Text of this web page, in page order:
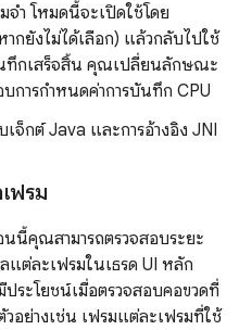
จำ โหมดนี้จะเปิดใช้โดย
กยังไม่ได้เลือก) แล้วกลับไปใช้
ทึกเสร็จสิ้น คุณเปลี่ยนลักษณะ
การกำหนดค่าการบันทึก CPU
จ็กต์ Java และการอ้างอิง JNI
ฟรม
นนี้คุณสามารถตรวจสอบระยะ
แต่ละเฟรมในเธรด UI หลัก
ระโยชน์เมื่อตรวจสอบคอขวดที่
อย่างเช่น เฟรมแต่ละเฟรมที่ใช้